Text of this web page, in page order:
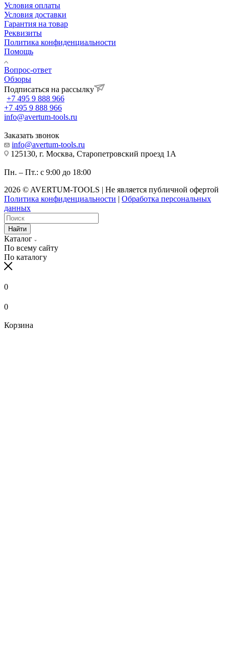
Условия оплаты
Условия доставки
Гарантия на товар
Реквизиты
Политика конфиденциальности
Помощь
Вопрос-ответ
Обзоры
Подписаться на рассылку
+7 495 9 888 966
+7 495 9 888 966
info@avertum-tools.ru
Заказать звонок
info@avertum-tools.ru
125130, г. Москва, Старопетровский проезд 1А
Пн. – Пт.: с 9:00 до 18:00
2026 © AVERTUM-TOOLS | Не является публичной офертой
Политика конфиденциальности | Обработка персональных
данных
Найти
Каталог
По всему сайту
По каталогу
0
0
Корзина